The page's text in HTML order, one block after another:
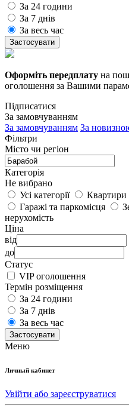
За 24 години
За 7 днів
За весь час
Застосувати
Оформіть передплату на
оголошення за Вашими
Підписатися
За замовчуванням
За замовчуванням За
Фільтри
Місто чи регіон
Категорія
Не вибрано
Усі категорії
Квартири
Гаражі та паркомісця
нерухомість
Ціна
від
до
Статус
VIP оголошення
Термін розміщення
За 24 години
За 7 днів
За весь час
Застосувати
Меню
Личный кабинет
Увійти або зареєструватися